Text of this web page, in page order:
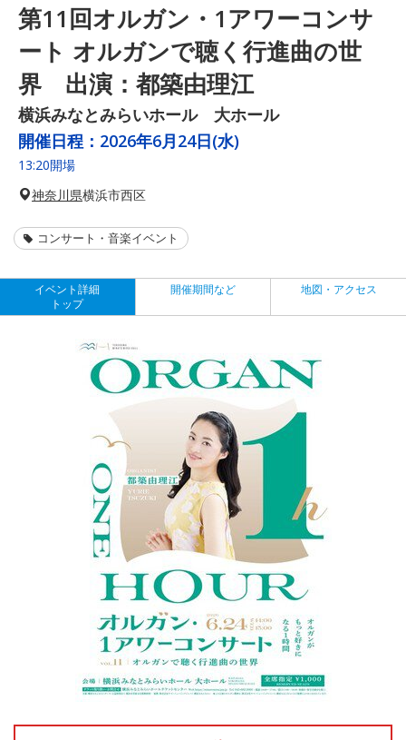
第11回オルガン・1アワーコンサ
ート オルガンで聴く行進曲の世
界 出演：都築由理江
横浜みなとみらいホール 大ホール
開催日程： 2026年6月24日(水)
13:20開場
神奈川県横浜市西区
コンサート・音楽イベント
イベント詳細
トップ
開催期間など 地図・アクセス